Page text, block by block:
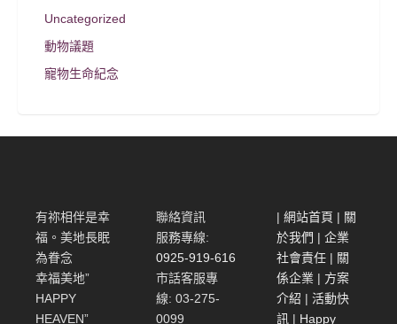
Uncategorized
動物議題
寵物生命紀念
有祢相伴是幸
福。美地長眠
為眷念
幸福美地”
HAPPY
HEAVEN”
聯絡資訊
服務專線:
0925-919-616
市話客服專
線: 03-275-
0099
| 網站首頁 | 關
於我們 | 企業
社會責任| 關
係企業| 方案
介紹 | 活動快
訊 | Happy